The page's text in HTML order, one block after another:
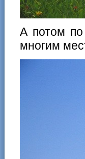
А потом
многим